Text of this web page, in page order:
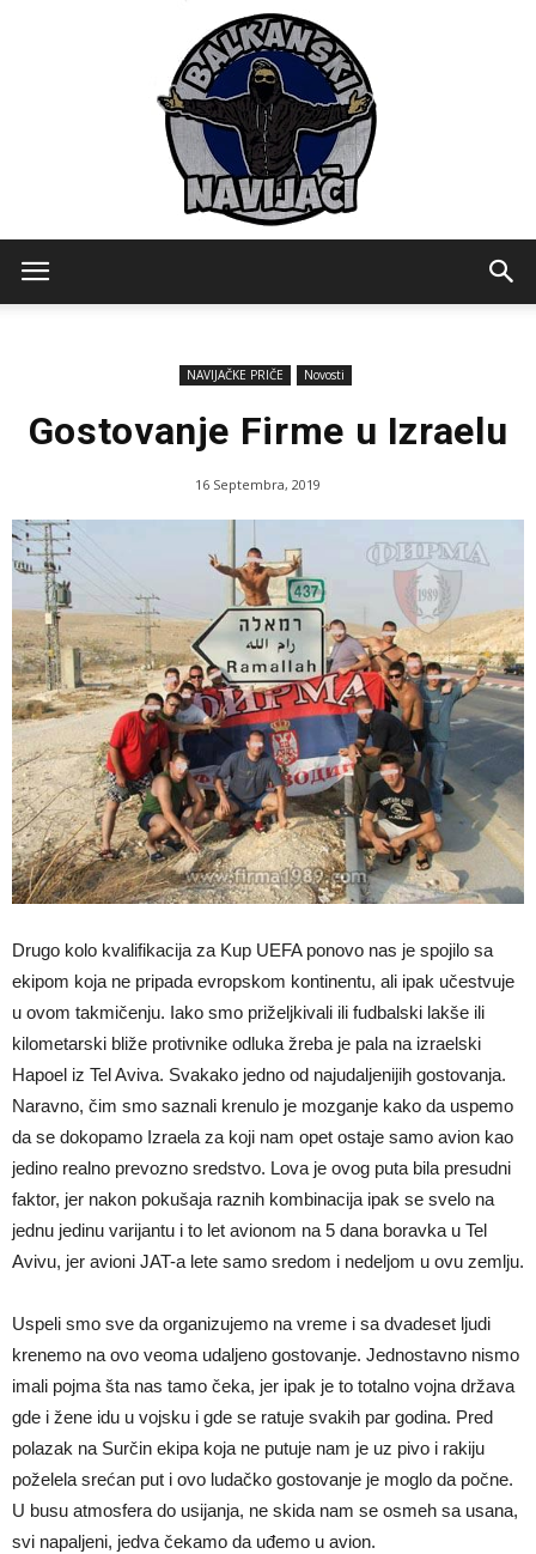
NAVIJAČKE PRIČE Novosti
Gostovanje Firme u Izraelu
16 Septembra, 2019
Drugo kolo kvalifikacija za Kup UEFA ponovo nas je spojilo sa
ekipom koja ne pripada evropskom kontinentu, ali ipak učestvuje
u ovom takmičenju. Iako smo priželjkivali ili fudbalski lakše ili
kilometarski bliže protivnike odluka žreba je pala na izraelski
Hapoel iz Tel Aviva. Svakako jedno od najudaljenijih gostovanja.
Naravno, čim smo saznali krenulo je mozganje kako da uspemo
da se dokopamo Izraela za koji nam opet ostaje samo avion kao
jedino realno prevozno sredstvo. Lova je ovog puta bila presudni
faktor, jer nakon pokušaja raznih kombinacija ipak se svelo na
jednu jedinu varijantu i to let avionom na 5 dana boravka u Tel
Avivu, jer avioni JAT-a lete samo sredom i nedeljom u ovu zemlju.
Uspeli smo sve da organizujemo na vreme i sa dvadeset ljudi
krenemo na ovo veoma udaljeno gostovanje. Jednostavno nismo
imali pojma šta nas tamo čeka, jer ipak je to totalno vojna država
gde i žene idu u vojsku i gde se ratuje svakih par godina. Pred
polazak na Surčin ekipa koja ne putuje nam je uz pivo i rakiju
poželela srećan put i ovo ludačko gostovanje je moglo da počne.
U busu atmosfera do usijanja, ne skida nam se osmeh sa usana,
svi napaljeni, jedva čekamo da uđemo u avion.